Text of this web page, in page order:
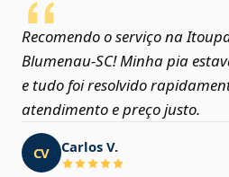
Recomendo o serviço na
Blumenau‑SC! Minha pia
e tudo foi resolvido
atendimento e preço justo.
CV Carlos V.